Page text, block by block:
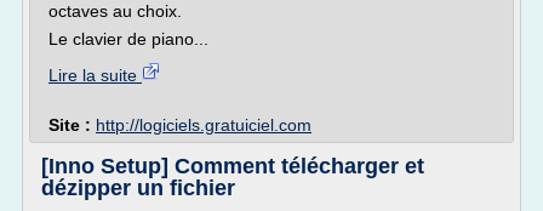
octaves au choix.
Le clavier de piano...
Lire la suite
Site : http://logiciels.gratuiciel.com
[Inno Setup] Comment télécharger et
dézipper un fichier